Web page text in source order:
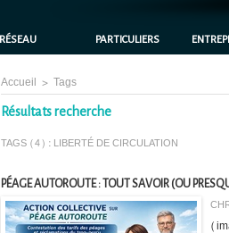
RÉSEAU PARTICULIERS
Accueil > Tags
Résultats recherche
TAGS (4) : LIBERTÉ DE CIRCULATION
PÉAGE AUTOROUTE : TOUT SAVOIR (OU